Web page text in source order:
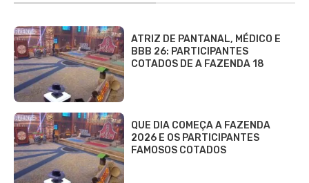
ATRIZ DE PANTANAL, MÉDICO E
BBB 26: PARTICIPANTES
COTADOS DE A FAZENDA 18
QUE DIA COMEÇA A FAZENDA
2026 E OS PARTICIPANTES
FAMOSOS COTADOS